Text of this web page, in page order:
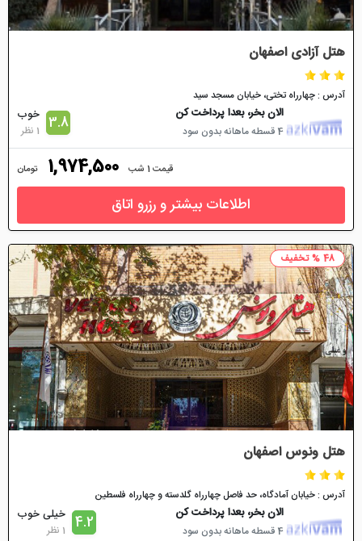
هتل آزادی اصفهان
آدرس : چهارراه تختی، خیابان مسجد سید
الان بخر، بعدا پرداخت کن
4 قسطه ماهانه بدون سود 3.8 خوب
1 نظر
قیمت 1 شب 1,974,500 تومان
اطلاعات بیشتر و رزرو اتاق
48 % تخفیف
هتل ونوس اصفهان
آدرس : خیابان آمادگاه، حد فاصل چهارراه گلدسته و چهارراه فلسطین
الان بخر، بعدا پرداخت کن
4 قسطه ماهانه بدون سود 4.2 خیلی خوب
1 نظر